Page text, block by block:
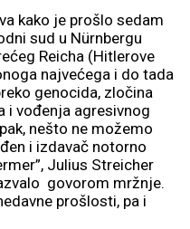
kako je prošlo sedam
sud u Nürnbergu
Reicha (Hitlerove
najvećega i do tada
genocida, zločina
i vođenja agresivnog
nešto ne možemo
i izdavač notorno
Julius Streicher
govorom mržnje.
prošlosti, pa i